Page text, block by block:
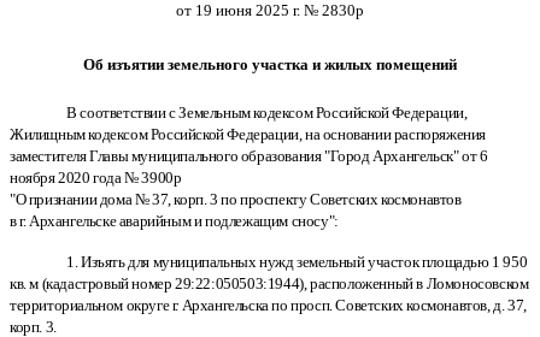
от 19 июня 2025 г. № 2830р
Об изъятии земельного участка и жилых помещений
В соответствии с Земельным кодексом Российской Федерации,
Жилищным кодексом Российской Федерации, на основании распоряжения
заместителя Главы муниципального образования "Город Архангельск" от 6
ноября 2020 года № 3900р
"О признании дома № 37, корп. 3 по проспекту Советских космонавтов
в г. Архангельске аварийным и подлежащим сносу":
1. Изъять для муниципальных нужд земельный участок площадью 1 950
кв. м (кадастровый номер 29:22:050503:1944), расположенный в Ломоносовском
территориальном округе г. Архангельска по просп. Советских космонавтов, д. 37,
корп. 3.